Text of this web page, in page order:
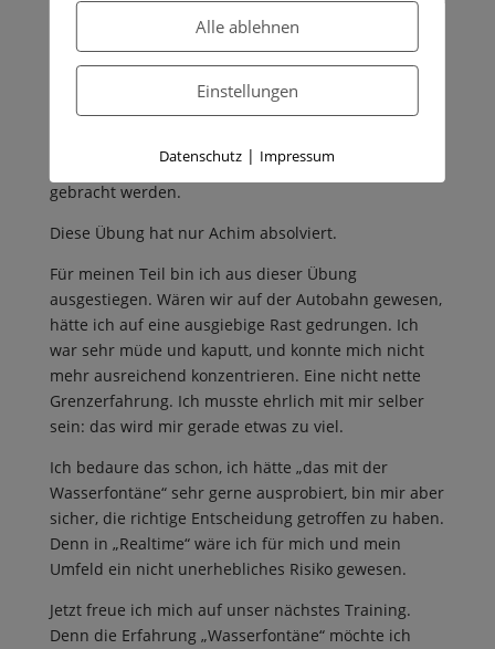
…..let´s go.
In der folgenden Trainingseinheit wird das
Wohnmobil über eine Kuppe gefahren und muss
nassem Asphalt, Wasserfontänen etc. zum Stehen
gebracht werden.
Diese Übung hat nur Achim absolviert.
Für meinen Teil bin ich aus dieser Übung
ausgestiegen. Wären wir auf der Autobahn gewesen,
hätte ich auf eine ausgiebige Rast gedrungen. Ich
war sehr müde und kaputt, und konnte mich nicht
mehr ausreichend konzentrieren. Eine nicht nette
Grenzerfahrung. Ich musste ehrlich mit mir selber
sein: das wird mir gerade etwas zu viel.
Ich bedaure das schon, ich hätte „das mit der
Wasserfontäne“ sehr gerne ausprobiert, bin mir aber
sicher, die richtige Entscheidung getroffen zu haben.
Denn in „Realtime“ wäre ich für mich und mein
Umfeld ein nicht unerhebliches Risiko gewesen.
Jetzt freue ich mich auf unser nächstes Training.
Denn die Erfahrung „Wasserfontäne“ möchte ich
Alle ablehnen
Einstellungen
Datenschutz | Impressum